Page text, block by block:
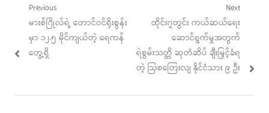
Post
navigation
Previous
Previous
post:
မားစ်ဂြိုလ်ရဲ့ တောင်ဝင်ရိုးစွန်း
မှာ ၁၂.၅ မိုင်ကျယ်တဲ့ ရေကန်
တွေ့ရှိ
Next
Next
ထိုင်းဂူတွင်း ကယ်ဆယ်ရေး
ဆောင်ရွက်မှုအတွက်
ရဲစွမ်းသတ္တိ ဆုတံဆိပ် ချီးမြှင့်ခံရ
တဲ့ ဩစတြေးလျ နိုင်ငံသား ၉ ဦး